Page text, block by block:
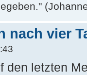
nach vier
den letzten